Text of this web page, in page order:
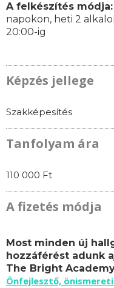
A felkészítés módja:
napokon, heti 2
20:00-ig
Képzés jellege
Szakképesítés
Tanfolyam ára
110 000 Ft
A fizetés módja
Most minden új
hozzáférést adunk
The Bright
Önfejlesztő,